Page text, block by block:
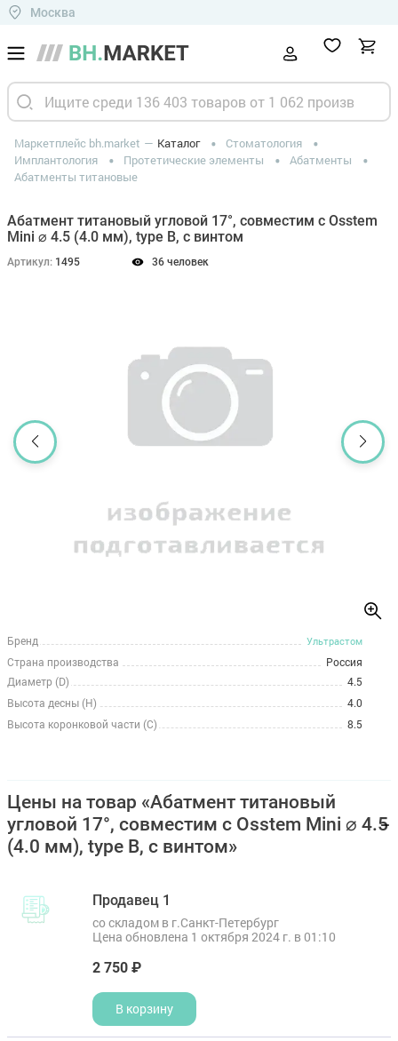
Москва
Маркетплейс bh.market Каталог
Стоматология
Имплантология
Протетические элементы
Абатменты
Абатменты титановые
Абатмент титановый угловой 17°, совместим с Osstem
Mini ⌀ 4.5 (4.0 мм), type B, с винтом
Артикул: 1495 36 человек
Бренд Ультрастом
Страна производства
Россия
Диаметр (D)
4.5
Высота десны (H)
4.0
Высота коронковой части (C)
8.5
Цены на товар «Абатмент титановый
угловой 17°, совместим с Osstem Mini ⌀ 4.5
(4.0 мм), type B, с винтом»
Продавец 1
со складом в г.Санкт-Петербург
Цена обновлена 1 октября 2024 г. в 01:10
2 750 ₽
В корзину